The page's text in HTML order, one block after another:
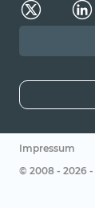
Impressum
© 2008 - 2026 -